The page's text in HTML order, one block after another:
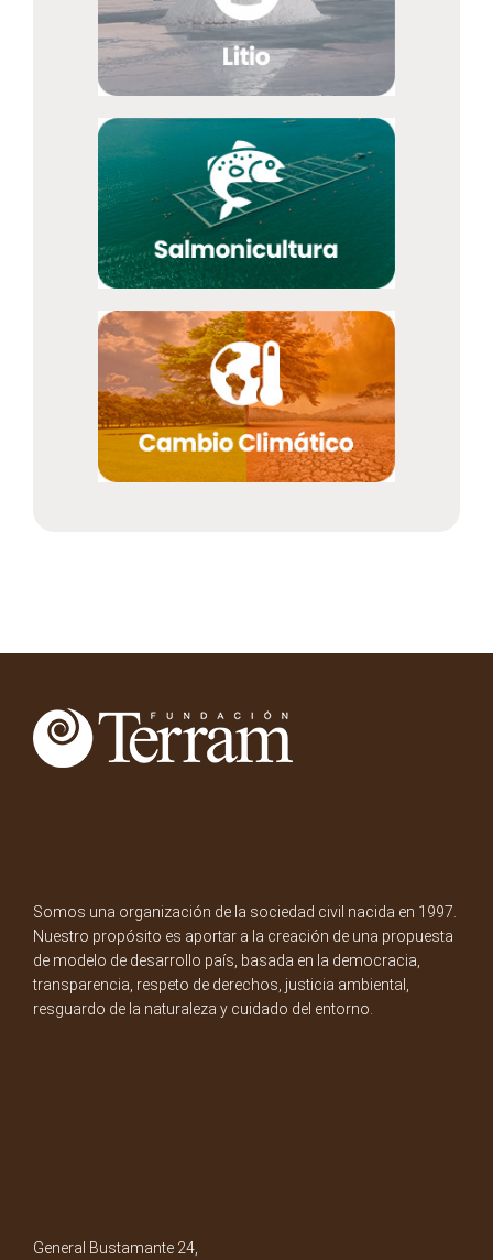
Somos una organización de la sociedad civil nacida en 1997.
Nuestro propósito es aportar a la creación de una propuesta
de modelo de desarrollo país, basada en la democracia,
transparencia, respeto de derechos, justicia ambiental,
resguardo de la naturaleza y cuidado del entorno.
General Bustamante 24,